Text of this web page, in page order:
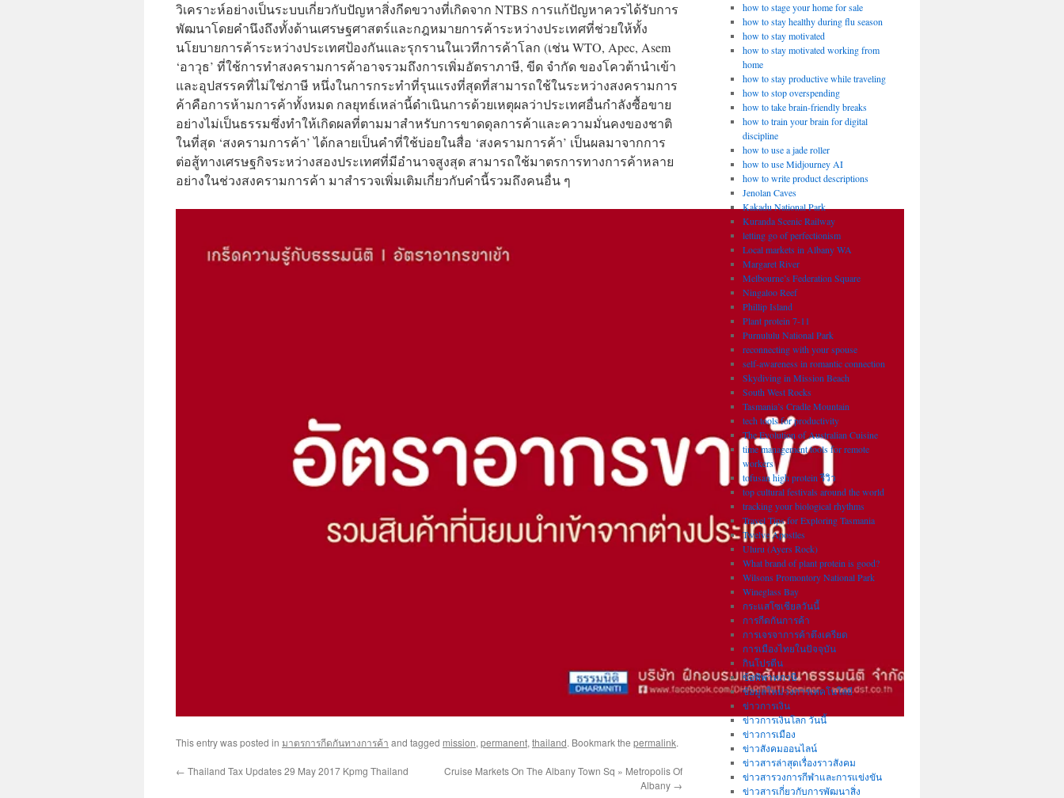
วิเคราะห์อย่างเป็นระบบเกี่ยวกับปัญหาสิ่งกีดขวางที่เกิดจาก NTBS การแก้ปัญหาควรได้รับการ
พัฒนาโดยคำนึงถึงทั้งด้านเศรษฐศาสตร์และกฎหมายการค้าระหว่างประเทศที่ช่วยให้ทั้ง
นโยบายการค้าระหว่างประเทศป้องกันและรุกรานในเวทีการค้าโลก (เช่น WTO, Apec, Asem
‘อาวุธ’ ที่ใช้การทำสงครามการค้าอาจรวมถึงการเพิ่มอัตราภาษี, ขีด จำกัด ของโควต้านำเข้า
และอุปสรรคที่ไม่ใช่ภาษี หนึ่งในการกระทำที่รุนแรงที่สุดที่สามารถใช้ในระหว่างสงครามการ
ค้าคือการห้ามการค้าทั้งหมด กลยุทธ์เหล่านี้ดำเนินการด้วยเหตุผลว่าประเทศอื่นกำลังซื้อขาย
อย่างไม่เป็นธรรมซึ่งทำให้เกิดผลที่ตามมาสำหรับการขาดดุลการค้าและความมั่นคงของชาติ
ในที่สุด ‘สงครามการค้า’ ได้กลายเป็นคำที่ใช้บ่อยในสื่อ ‘สงครามการค้า’ เป็นผลมาจากการ
ต่อสู้ทางเศรษฐกิจระหว่างสองประเทศที่มีอำนาจสูงสุด สามารถใช้มาตรการทางการค้าหลาย
อย่างในช่วงสงครามการค้า มาสำรวจเพิ่มเติมเกี่ยวกับคำนี้รวมถึงคนอื่น ๆ
This entry was posted in มาตรการกีดกันทางการค้า and tagged mission, permanent, thailand. Bookmark the permalink.
← Thailand Tax Updates 29 May 2017 Kpmg Thailand
Cruise Markets On The Albany Town Sq » Metropolis Of
Albany →
how to stage your home for sale
how to stay healthy during flu season
how to stay motivated
how to stay motivated working from
home
how to stay productive while traveling
how to stop overspending
how to take brain-friendly breaks
how to train your brain for digital
discipline
how to use a jade roller
how to use Midjourney AI
how to write product descriptions
Jenolan Caves
Kakadu National Park
Kuranda Scenic Railway
letting go of perfectionism
Local markets in Albany WA
Margaret River
Melbourne’s Federation Square
Ningaloo Reef
Phillip Island
Plant protein 7-11
Purnululu National Park
reconnecting with your spouse
self-awareness in romantic connection
Skydiving in Mission Beach
South West Rocks
Tasmania’s Cradle Mountain
tech tools for productivity
The Evolution of Australian Cuisine
time management tools for remote
workers
tofusan high protein รีวิว
top cultural festivals around the world
tracking your biological rhythms
Travel Tips for Exploring Tasmania
Twelve Apostles
Uluru (Ayers Rock)
What brand of plant protein is good?
Wilsons Promontory National Park
Wineglass Bay
กระแสโซเชียลวันนี้
การกีดกันการค้า
การเจรจาการค้าตึงเครียด
การเมืองไทยในปัจจุบัน
กินโปรตีน
ข้อพิพาทภาษี
ข้อมูลใหม่วงการเทคโนโลยี
ข่าวการเงิน
ข่าวการเงินโลก วันนี้
ข่าวการเมือง
ข่าวสังคมออนไลน์
ข่าวสารล่าสุดเรื่องราวสังคม
ข่าวสารวงการกีฬาและการแข่งขัน
ข่าวสารเกี่ยวกับการพัฒนาสิ่ง